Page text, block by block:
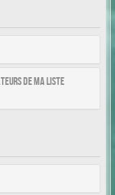
de ma liste